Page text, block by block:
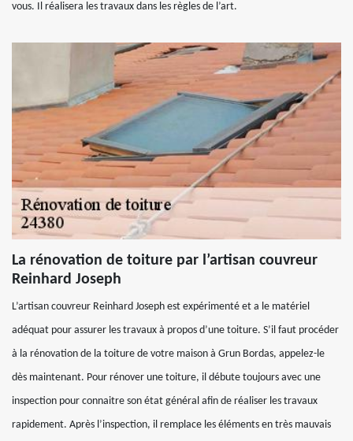
vous. Il réalisera les travaux dans les règles de l’art.
La rénovation de toiture par l’artisan couvreur
Reinhard Joseph
L’artisan couvreur Reinhard Joseph est expérimenté et a le matériel
adéquat pour assurer les travaux à propos d’une toiture. S’il faut procéder
à la rénovation de la toiture de votre maison à Grun Bordas, appelez-le
dès maintenant. Pour rénover une toiture, il débute toujours avec une
inspection pour connaitre son état général afin de réaliser les travaux
rapidement. Après l’inspection, il remplace les éléments en très mauvais